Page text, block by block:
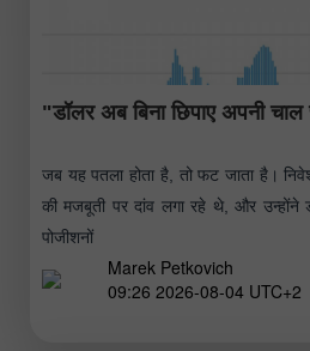
"डॉलर अब बिना छिपाए अपनी
जब यह पतला होता है, तो फट जाता है।
की मजबूती पर दांव लगा रहे थे, और उन्होंने
पोजीशनों
Marek Petkovich
09:26 2026-08-04 UTC+2